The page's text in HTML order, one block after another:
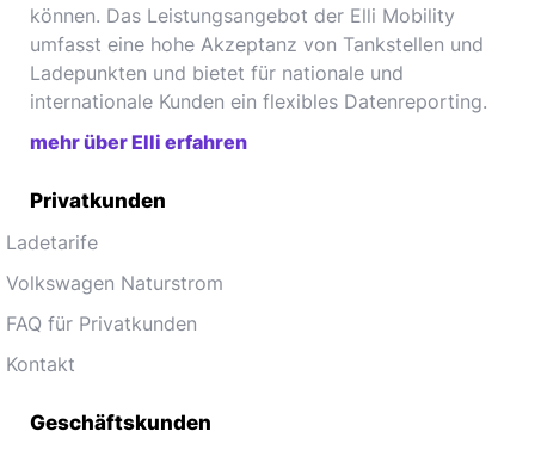
können. Das Leistungsangebot der Elli Mobility
umfasst eine hohe Akzeptanz von Tankstellen und
Ladepunkten und bietet für nationale und
internationale Kunden ein flexibles Datenreporting.
mehr über Elli erfahren
Privatkunden
Ladetarife
Volkswagen Naturstrom
FAQ für Privatkunden
Kontakt
Geschäftskunden